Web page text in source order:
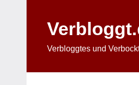
springen
Verbloggtes und